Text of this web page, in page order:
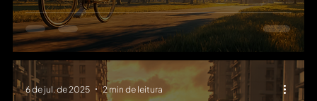
6 de jul. de 2025 2 min de leitura